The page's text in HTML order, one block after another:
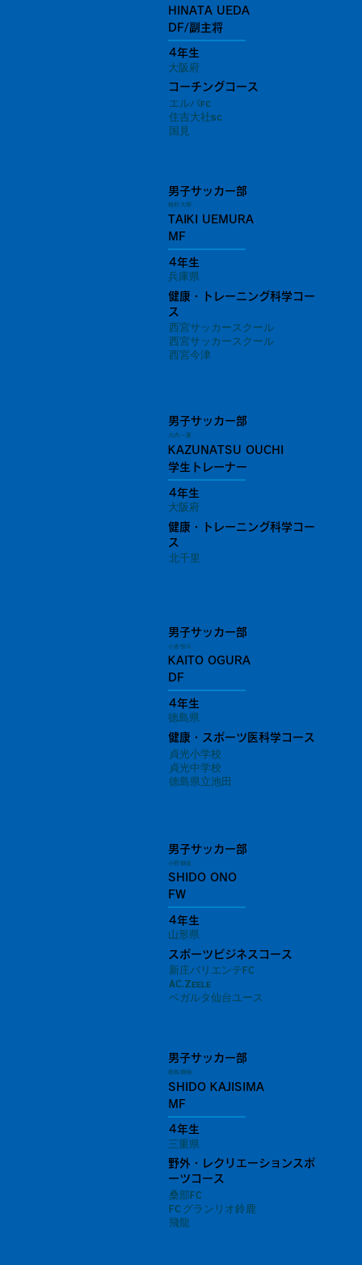
HINATA UEDA
DF/副主将
4年生
コーチングコース
大阪府
エルバfc
住吉大社sc
国見
男子サッカー部
植村 大輝
TAIKI UEMURA
MF
4年生
健康・トレーニング科学コー
ス
兵庫県
西宮サッカースクール
西宮サッカースクール
西宮今津
男子サッカー部
大内 一夏
KAZUNATSU OUCHI
学生トレーナー
4年生
健康・トレーニング科学コー
ス
大阪府
北千里
男子サッカー部
小倉 快斗
KAITO OGURA
DF
4年生
健康・スポーツ医科学コース
徳島県
貞光小学校
貞光中学校
徳島県立池田
男子サッカー部
小野 獅道
SHIDO ONO
FW
4年生
スポーツビジネスコース
山形県
新庄バリエンテFC
AC.Zeele
ベガルタ仙台ユース
男子サッカー部
梶島 獅桐
SHIDO KAJISIMA
MF
4年生
野外・レクリエーションスポ
ーツコース
三重県
桑部FC
FC グランリオ鈴鹿
飛龍